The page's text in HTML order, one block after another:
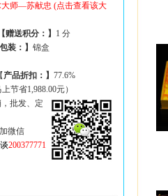
师—苏献忠 (点击查看该大
【赠送积分：】
1 分
：】 锦盒
产品折扣： 】 77.6%
上节省1,988.00元）
批发、定
微信
200377771